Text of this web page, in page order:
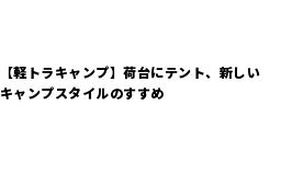
【軽トラキャンプ】荷台にテント、新しい
キャンプスタイルのすすめ